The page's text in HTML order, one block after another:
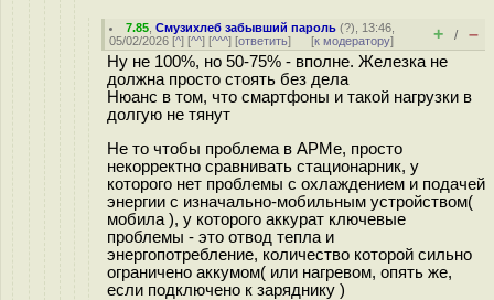
7.85 ,Смузихлеб забывший пароль (?), 13:46,
05/02/2026 [^] [^^] [^^^] [ответить] [к модератору] + / –
Ну не 100%, но 50-75% - вполне. Железка не
должна просто стоять без дела
Нюанс в том, что смартфоны и такой нагрузки в
долгую не тянут
Не то чтобы проблема в АРМе, просто
некорректно сравнивать стационарник, у
которого нет проблемы с охлаждением и подачей
энергии с изначально-мобильным устройством(
мобила ), у которого аккурат ключевые
проблемы - это отвод тепла и
энергопотребление, количество которой сильно
ограничено аккумом( или нагревом, опять же,
если подключено к заряднику )